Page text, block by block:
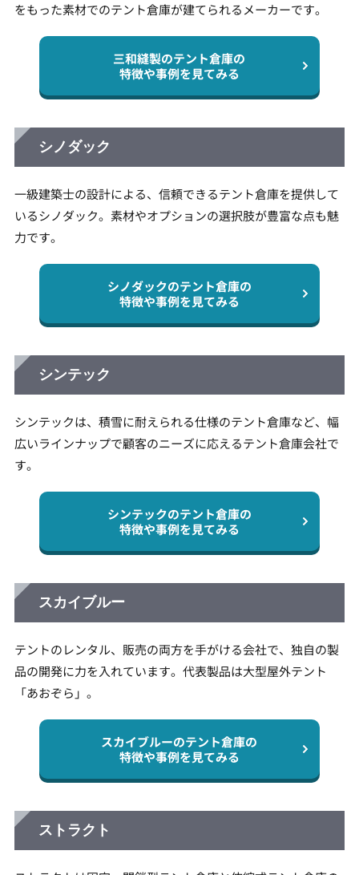
をもった素材でのテント倉庫が建てられるメーカーです。
三和縫製のテント倉庫の
特徴や事例を見てみる
シノダック
一級建築士の設計による、信頼できるテント倉庫を提供して
いるシノダック。素材やオプションの選択肢が豊富な点も魅
力です。
シノダックのテント倉庫の
特徴や事例を見てみる
シンテック
シンテックは、積雪に耐えられる仕様のテント倉庫など、幅
広いラインナップで顧客のニーズに応えるテント倉庫会社で
す。
シンテックのテント倉庫の
特徴や事例を見てみる
スカイブルー
テントのレンタル、販売の両方を手がける会社で、独自の製
品の開発に力を入れています。代表製品は大型屋外テント
「あおぞら」。
スカイブルーのテント倉庫の
特徴や事例を見てみる
ストラクト